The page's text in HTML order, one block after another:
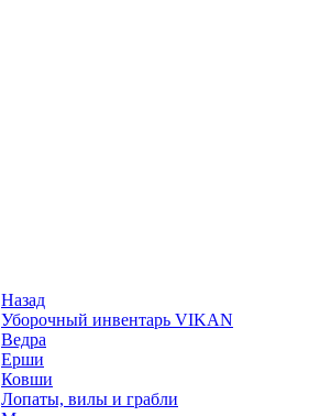
Назад
Уборочный инвентарь VIKAN
Ведра
Ерши
Ковши
Лопаты, вилы и грабли